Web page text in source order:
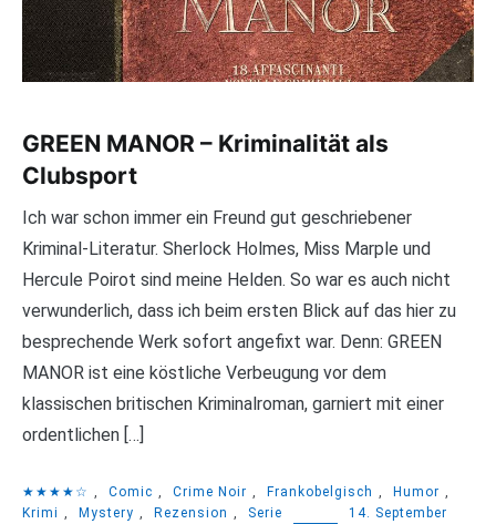
GREEN MANOR – Kriminalität als
Clubsport
Ich war schon immer ein Freund gut geschriebener
Kriminal-Literatur. Sherlock Holmes, Miss Marple und
Hercule Poirot sind meine Helden. So war es auch nicht
verwunderlich, dass ich beim ersten Blick auf das hier zu
besprechende Werk sofort angefixt war. Denn: GREEN
MANOR ist eine köstliche Verbeugung vor dem
klassischen britischen Kriminalroman, garniert mit einer
ordentlichen […]
★★★★☆ , Comic , Crime Noir , Frankobelgisch , Humor ,
Krimi , Mystery , Rezension , Serie
14. September